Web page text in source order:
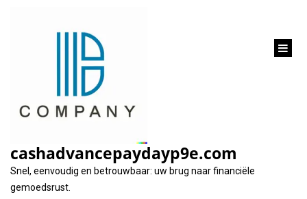
cashadvancepaydayp9e.com
Snel, eenvoudig en betrouwbaar: uw brug naar financiële
gemoedsrust.
Tag:autolening calculator